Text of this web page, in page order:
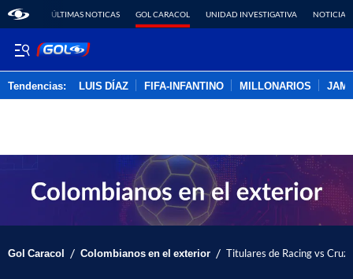
ÚLTIMAS NOTICAS GOL CARACOL UNIDAD INVESTIGATIVA NOTICIAS
Tendencias: LUIS DÍAZ FIFA-INFANTINO MILLONARIOS
Gol Caracol / Colombianos en el exterior / Titulares de Racing vs